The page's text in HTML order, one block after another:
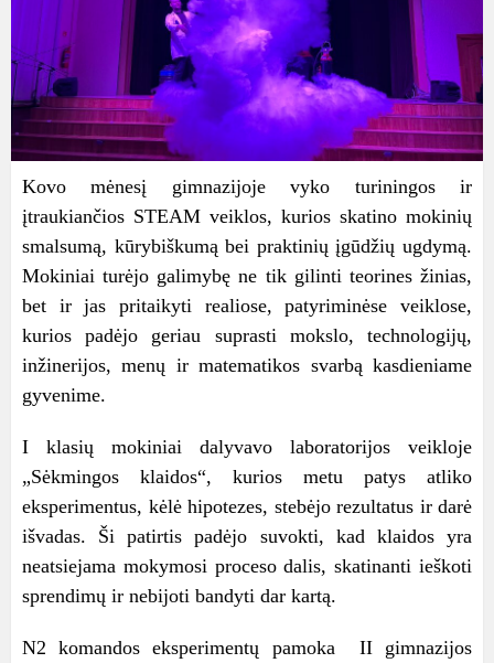
Kovo mėnesį gimnazijoje vyko turiningos ir
įtraukiančios STEAM veiklos, kurios skatino mokinių
smalsumą, kūrybiškumą bei praktinių įgūdžių ugdymą.
Mokiniai turėjo galimybę ne tik gilinti teorines žinias,
bet ir jas pritaikyti realiose, patyriminėse veiklose,
kurios padėjo geriau suprasti mokslo, technologijų,
inžinerijos, menų ir matematikos svarbą kasdieniame
gyvenime.
I klasių mokiniai dalyvavo laboratorijos veikloje
„Sėkmingos klaidos“, kurios metu patys atliko
eksperimentus, kėlė hipotezes, stebėjo rezultatus ir darė
išvadas. Ši patirtis padėjo suvokti, kad klaidos yra
neatsiejama mokymosi proceso dalis, skatinanti ieškoti
sprendimų ir nebijoti bandyti dar kartą.
N2 komandos eksperimentų pamoka II gimnazijos